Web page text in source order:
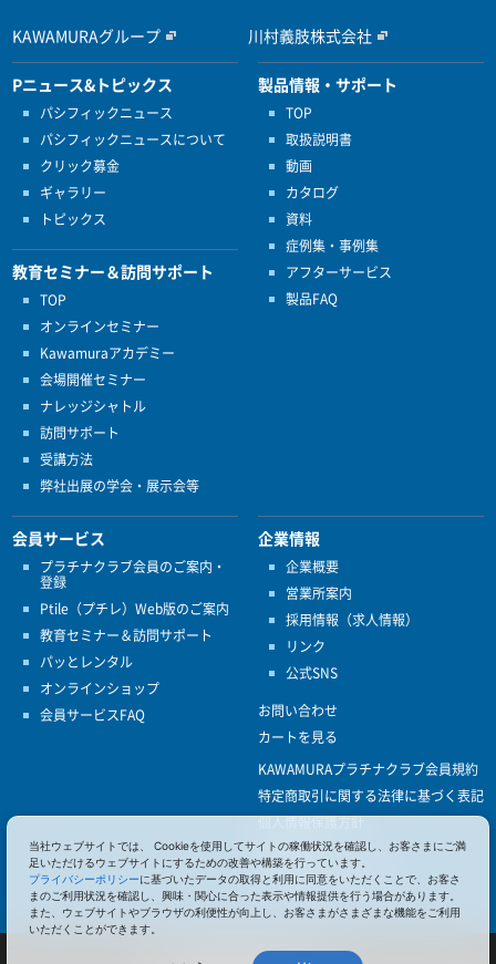
KAWAMURAグループ 川村義肢株式会社
Pニュース&トピックス
パシフィックニュース
パシフィックニュースについて
クリック募金
ギャラリー
トピックス
教育セミナー＆訪問サポート
TOP
オンラインセミナー
Kawamuraアカデミー
会場開催セミナー
ナレッジシャトル
訪問サポート
受講方法
弊社出展の学会・展示会等
製品情報・サポート
TOP
取扱説明書
動画
カタログ
資料
症例集・事例集
アフターサービス
製品FAQ
会員サービス
プラチナクラブ会員のご案内・
登録
Ptile（プチレ）Web版のご案内
教育セミナー＆訪問サポート
パッとレンタル
オンラインショップ
会員サービスFAQ
企業情報
企業概要
営業所案内
採用情報（求人情報）
リンク
公式SNS
お問い合わせ
カートを見る
KAWAMURAプラチナクラブ会員規約
特定商取引に関する法律に基づく表記
個人情報保護方針
ISO9001
健康経営優良法人認定
© 2017 Pacific Supply Co.,Ltd.
当社ウェブサイトでは、 Cookieを使用してサイトの稼働状況を確認し、お客さまにご満
足いただけるウェブサイトにするための改善や構築を行っています。
プライバシーポリシーに基づいたデータの取得と利用に同意をいただくことで、お客さ
まのご利用状況を確認し、興味・関心に合った表示や情報提供を行う場合があります。
また、ウェブサイトやブラウザの利便性が向上し、お客さまがさまざまな機能をご利用
いただくことができます。